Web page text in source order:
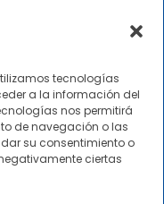
tecnologías
a la información del
nos permitirá
de navegación o las
su consentimiento o
ciertas